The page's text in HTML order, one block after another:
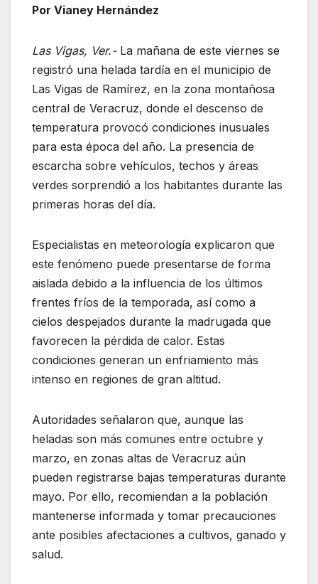
Por Vianey Hernández
Las Vigas, Ver.-La mañana de este viernes se
registró una helada tardía en el municipio de
Las Vigas de Ramírez, en la zona montañosa
central de Veracruz, donde el descenso de
temperatura provocó condiciones inusuales
para esta época del año. La presencia de
escarcha sobre vehículos, techos y áreas
verdes sorprendió a los habitantes durante las
primeras horas del día.
Especialistas en meteorología explicaron que
este fenómeno puede presentarse de forma
aislada debido a la influencia de los últimos
frentes fríos de la temporada, así como a
cielos despejados durante la madrugada que
favorecen la pérdida de calor. Estas
condiciones generan un enfriamiento más
intenso en regiones de gran altitud.
Autoridades señalaron que, aunque las
heladas son más comunes entre octubre y
marzo, en zonas altas de Veracruz aún
pueden registrarse bajas temperaturas durante
mayo. Por ello, recomiendan a la población
mantenerse informada y tomar precauciones
ante posibles afectaciones a cultivos, ganado y
salud.